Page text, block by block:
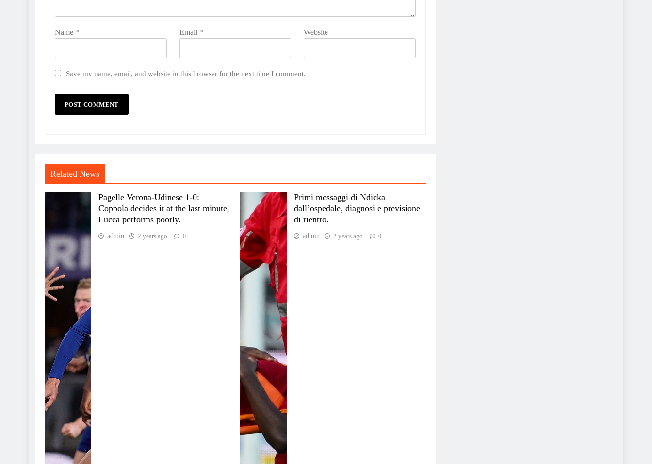
Name * Email * Website
Save my name, email, and website in this browser for the next time I comment.
Related News
Pagelle Verona-Udinese 1-0:
Coppola decides it at the last minute,
Lucca performs poorly.
admin 2 years ago 0
Primi messaggi di Ndicka
dall’ospedale, diagnosi e previsione
di rientro.
admin 2 years ago 0